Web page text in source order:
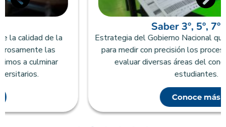
Saber 3°, 5°, 7° y 9°
Estrategia del Gobierno Nacional que recopila información
para medir con precisión los procesos de aprendizaje y
evaluar diversas áreas del conocimiento en los